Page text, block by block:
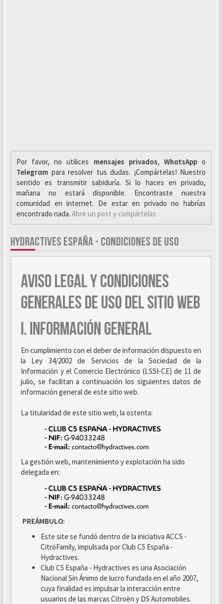
Por favor, no utilices mensajes privados, WhαtsAppo
Telegrαm para resolver tus dudas. ¡Compártelas! Nuestro
sentido es transmitir sabiduría. Si lo haces en privado,
mañana no estará disponible. Encontraste nuestra
comunidad en internet. De estar en privado no habrías
encontrado nada. Abre un post y compártelas
HYDRACTIVES ESPAÑA - CONDICIONES DE USO
AVISO LEGAL Y CONDICIONES
GENERALES DE USO DEL SITIO WEB
I. INFORMACIÓN GENERAL
En cumplimiento con el deber de información dispuesto en
la Ley 34/2002 de Servicios de la Sociedad de la
Información y el Comercio Electrónico (LSSI-CE) de 11 de
julio, se facilitan a continuación los siguientes datos de
información general de este sitio web.
La titularidad de este sitio web, la ostenta:
La gestión web, mantenimiento y explotación ha sido
delegada en:
PREÁMBULO:
Este site se fundó dentro de la iniciativa ACCS -
CitröFamily, impulsada por Club C5 España -
Hydractives.
Club C5 España - Hydractives es una Asociación
Nacional Sin Ánimo de lucro fundada en el año 2007,
cuya finalidad es impulsar la interacción entre
usuarios de las marcas Citroën y DS Automobiles.